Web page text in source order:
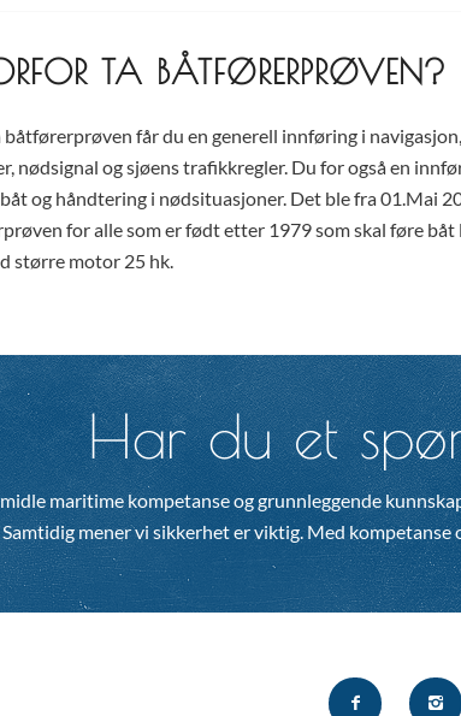
TA BÅTFØRERPRØVEN?
båtførerprøven får du en generell innføring i
nødsignal og sjøens trafikkregler. Du for også en
og håndtering i nødsituasjoner. Det ble fra 01.Mai
for alle som er født etter 1979 som skal føre båt
større motor 25 hk.
Har du et
maritime kompetanse og grunnleggende
Samtidig mener vi sikkerhet er viktig. Med